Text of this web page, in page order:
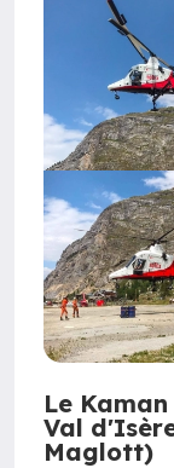
Le
Val
Maglott)